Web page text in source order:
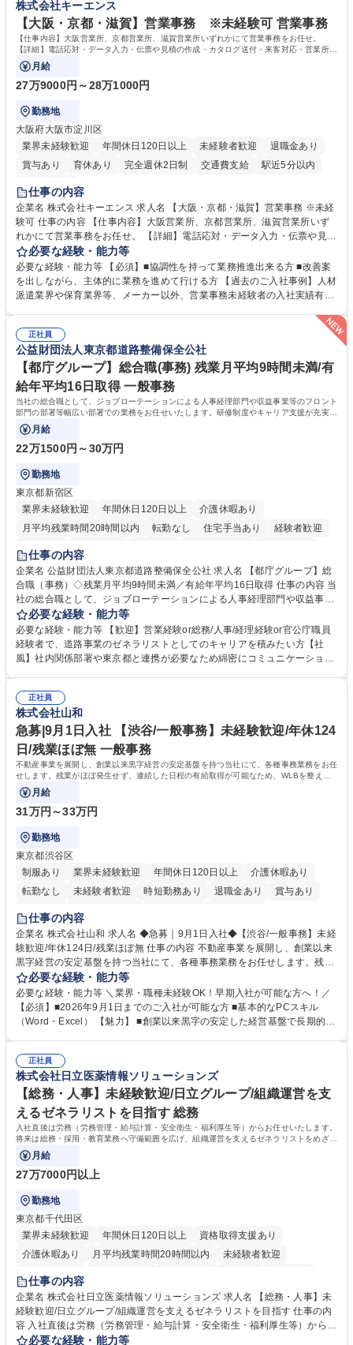
株式会社キーエンス
【大阪・京都・滋賀】営業事務 ※未経験可 営業事務
【仕事内容】大阪営業所、京都営業所、滋賀営業所いずれかにて営業事務をお任せ。
【詳細】電話応対・データ入力・伝票や見積の作成・カタログ送付・来客対応・営業所内
で発生する事務業務や業務改善をお任せ。
月給
27万9000円～28万1000円
勤務地
大阪府大阪市淀川区
業界未経験歓迎
年間休日120日以上 未経験者歓迎
退職金あり
賞与あり
育休あり 完全週休2日制 交通費支給
駅近5分以内
土日祝休み
仕事の内容
企業名 株式会社キーエンス 求人名 【大阪・京都・滋賀】営業事務 ※未経
験可 仕事の内容 【仕事内容】大阪営業所、京都営業所、滋賀営業所いず
れかにて営業事務をお任せ。 【詳細】電話応対・データ入力・伝票や見積
の作成・カタログ送付・来客対応・営業所内で発生する事務業務や業務改
善をお任せ。 【教育制度】ご入社後、育成担当とペアになりながらOJTに
て業務を覚えていただくことが可能です。業務システムがきちんと構築さ
れているため、スムーズに仕事に慣れることができる環境です。また、
常に改善を目指す風土のため、安心して業務に取り組んでいただけます。
募集職種 【大阪・京都・滋賀】営業事務 ※未経験可
必要な経験・能力等
必要な経験・能力等 【必須】■協調性を持って業務推進出来る方 ■改善案
を出しながら、主体的に業務を進めて行ける方 【過去のご入社事例】人材
派遣業界や保育業界等、メーカー以外、営業事務未経験者の入社実績有
により、キーエンスの付加価値向上に貢献します。ベースの定型業務に加
えて、お客様や社員の状況に合わせ、能動的なサポート、改善の動きも期
待され。組織を支えるスペシャリストとして、チームに貢献し、結果的に
社員から頼られる存在になることができます。平均19:30の退勤以降の業
務の持ち帰りも禁止されており、メリハリのある働き方となります。 学
歴・資格 学歴：大学院 大学 高専 短大 語学力： 資格：
正社員
公益財団法人東京都道路整備保全公社
【都庁グループ】総合職(事務) 残業月平均9時間未満/有
給年平均16日取得 一般事務
当社の総合職として、ジョブローテーションによる人事経理部門や収益事業等のフロント
部門の部署等幅広い部署での業務をお任せいたします。研修制度やキャリア支援が充実し
ております！ ※下記業務詳細
月給
22万1500円～30万円
勤務地
東京都新宿区
業界未経験歓迎
年間休日120日以上
介護休暇あり
月平均残業時間20時間以内
転勤なし 住宅手当あり
経験者歓迎
研修あり
退職金あり
駅近5分以内
資格取得手当あり 食事補助あり
仕事の内容
企業名 公益財団法人東京都道路整備保全公社 求人名 【都庁グループ】総
合職（事務）◇残業月平均9時間未満／有給年平均16日取得 仕事の内容 当
社の総合職として、ジョブローテーションによる人事経理部門や収益事業
等のフロント部門の部署等幅広い部署での業務をお任せいたします。研修
制度やキャリア支援が充実しております！ ※下記業務詳細 【業務詳細】■
管理部門：広報、人事、経理など当公社の運営に係る管理業務 ■収益部
門：駐車場の新規開拓、管理運営、新宿駅西口広場の「イベントコーナ
道路施設や道路工事現場の見学ツアー事業 ※入社後は上記いずれかの部門
へ配属。※業務内容変更の範囲：会社の定める業務 募集職種 【都庁グル
ープ】総合職（事務）◇残業月平均9時間未満／有給年平均16日取得
必要な経験・能力等
必要な経験・能力等 【歓迎】営業経験or総務/人事/経理経験or官公庁職員
経験者で、道路事業のゼネラリストとしてのキャリアを積みたい方【社
風】社内関係部署や東京都と連携が必要なため綿密にコミュニケーション
部門など多岐に渡る業務を経験できます。 ■様々なプロジェクト：駐車場
事業の他、新宿駅西口広場内に設置された照明を兼ねた広告「ブライトサ
イン」の管理運営を行うなど、事業収益を生み出す活動を積極的に行って
います。 学歴・資格 学歴：大学院 大学 高専 短大 専修学校 高校 語学力：
資格：
正社員
株式会社山和
急募|9月1日入社 【渋谷/一般事務】未経験歓迎/年休124
日/残業ほぼ無 一般事務
不動産事業を展開し、創業以来黒字経営の安定基盤を持つ当社にて、各種事務業務をお任
せします。残業がほぼ発生せず、連続した日程の有給取得が可能なため、WLBを整えた
い方にお勧めの環境です！
月給
31万円～33万円
勤務地
東京都渋谷区
制服あり
業界未経験歓迎 年間休日120日以上
介護休暇あり
転勤なし
未経験者歓迎 時短勤務あり 退職金あり
賞与あり
育休あり
完全週休2日制
仕事の内容
企業名 株式会社山和 求人名 ◆急募｜9月1日入社◆【渋谷/一般事務】未経
験歓迎/年休124日/残業ほぼ無 仕事の内容 不動産事業を展開し、創業以来
黒字経営の安定基盤を持つ当社にて、各種事務業務をお任せします。残業
がほぼ発生せず、連続した日程の有給取得が可能なため、WLBを整えたい
方にお勧めの環境です！ 入社後はOJTを通じて丁寧に研修を行いますの
で、事務未経験の方でも安心して臨むことができます。 【業務詳細】■電
話・来客対応 ■物件の鍵や社内の備品管理 ■データ入力や書類作成 ■契約
必要な経験・能力等
必要な経験・能力等 ＼業界・職種未経験OK！早期入社が可能な方へ！／
【必須】■2026年9月1日までのご入社が可能な方 ■基本的なPCスキル
（Word・Excel） 【魅力】 ■創業以来黒字の安定した経営基盤で長期的に
のOJTで業務を習得可能、未経験でもしっかりサポート 学歴・資格 学
歴：大学院 大学 高専 短大 語学力： 資格：
正社員
株式会社日立医薬情報ソリューションズ
【総務・人事】未経験歓迎/日立グループ/組織運営を支
えるゼネラリストを目指す 総務
入社直後は労務（労務管理・給与計算・安全衛生・福利厚生等）からお任せいたします。
将来は総務・採用・教育業務へ守備範囲を広げ、組織運営を支えるゼネラリストをめざせ
ます。
月給
27万7000円以上
勤務地
東京都千代田区
業界未経験歓迎
年間休日120日以上
資格取得支援あり
介護休暇あり
月平均残業時間20時間以内
未経験者歓迎
住宅手当あり
育休あり
完全週休2日制 交通費支給 土日祝休み 寮・社宅あり
仕事の内容
企業名 株式会社日立医薬情報ソリューションズ 求人名 【総務・人事】未
経験歓迎/日立グループ/組織運営を支えるゼネラリストを目指す 仕事の内
容 入社直後は労務（労務管理・給与計算・安全衛生・福利厚生等）からお
任せいたします。将来は総務・採用・教育業務へ守備範囲を広げ、組織運
必要な経験・能力等